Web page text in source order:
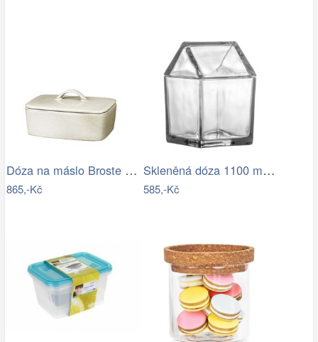
Dóza na máslo Broste NORDIC SAND -…
865,-Kč
Skleněná dóza 1100 ml ELIUS…
585,-Kč